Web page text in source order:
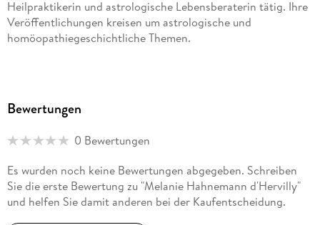
Heilpraktikerin und astrologische Lebensberaterin tätig. Ihre
Veröffentlichungen kreisen um astrologische und
homöopathiegeschichtliche Themen.
Bewertungen
0 Bewertungen
Es wurden noch keine Bewertungen abgegeben. Schreiben
Sie die erste Bewertung zu "Melanie Hahnemann d'Hervilly"
und helfen Sie damit anderen bei der Kaufentscheidung.